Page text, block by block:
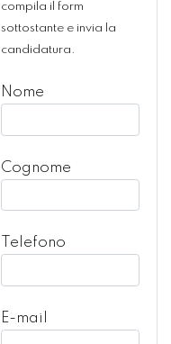
compila il form
sottostante e invia la
candidatura.
Nome
Cognome
Telefono
E-mail